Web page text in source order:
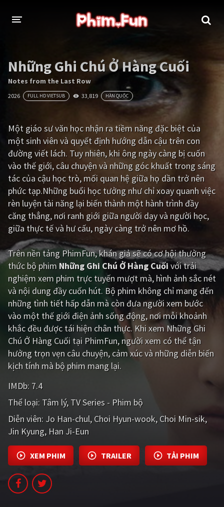
THỂ LOẠI
Thần thoại - Cổ trang Hành động
Tâm lý Chiến tranh
Nhạc kịch
Kinh dị Tội phạm - Hình sự
Phiêu lưu Hài hước
Viễn tưởng Khoa học - Tài liệu
Hoạt hình Thể thao
Tình cảm - Lãng mạn Kỳ ảo
Giật gân
Bí ẩn Lịch sử
Viễn Tây Tiểu sử
GameShow DramaTV
QUỐC GIA
Âu - Mỹ Trung Quốc - Hồng Kông
Hàn Quốc Nhật Bản
Ấn Độ
Tổng hợp
CẬP NHẬT
PHIM MỚI
PHIM BỘ
PHIM LẺ
Những Ghi Chú Ở Hàng Cuối
Notes from the Last Row
2026 FULL HD VIETSUB 33,819 HÀN QUỐC
Một giáo sư văn học nhận ra tiềm năng đặc biệt của
một sinh viên và quyết định hướng dẫn cậu trên con
đường viết lách. Tuy nhiên, khi ông ngày càng bị cuốn
vào thế giới, câu chuyện và những góc khuất trong sáng
tác của cậu học trò, mối quan hệ giữa họ dần trở nên
phức tạp.Những buổi học tưởng như chỉ xoay quanh việc
rèn luyện tài năng lại biến thành một hành trình đầy
căng thẳng, nơi ranh giới giữa người dạy và người học,
giữa thực tế và hư cấu, ngày càng trở nên mơ hồ.
Trên nền tảng PhimFun, khán giả sẽ có cơ hội thưởng
thức bộ phim Những Ghi Chú Ở Hàng Cuối với trải
nghiệm xem phim trực tuyến mượt mà, hình ảnh sắc nét
và nội dung đầy cuốn hút. Bộ phim không chỉ mang đến
những tình tiết hấp dẫn mà còn đưa người xem bước
vào một thế giới điện ảnh sống động, nơi mỗi khoảnh
khắc đều được tái hiện chân thực. Khi xem Những Ghi
Chú Ở Hàng Cuối tại PhimFun, người xem có thể tận
hưởng trọn vẹn câu chuyện, cảm xúc và những diễn biến
kịch tính mà bộ phim mang lại.
IMDb: 7.4
Thể loại: Tâm lý TV Series - Phim bộ
Diễn viên: Jo Han-chul Choi Hyun-wook Choi Min-sik
Jin Kyung Han Ji-Eun
XEM PHIM TRAILER TẢI PHIM